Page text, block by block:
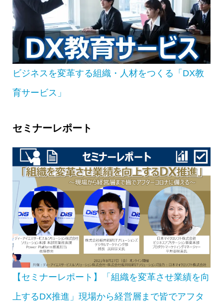
ビジネスを変革する組織・人材をつくる「DX教
育サービス」
セミナーレポート
【セミナーレポート】「組織を変革させ業績を向
上するDX推進」現場から経営層まで皆でアフタ